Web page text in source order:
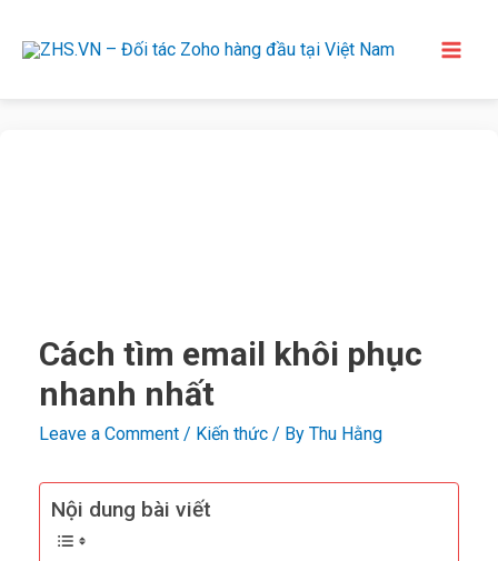
Cách tìm email khôi phục
nhanh nhất
Leave a Comment / Kiến thức / By Thu Hằng
Nội dung bài viết